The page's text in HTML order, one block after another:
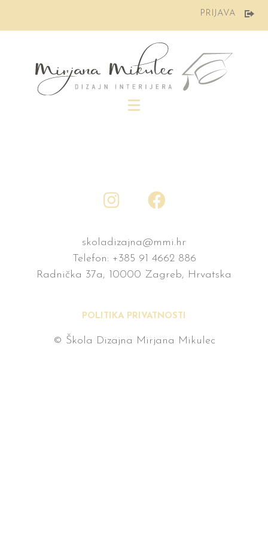
sadržaj
PRIJAVA
skoladizajna@mmi.hr
Telefon: +385 91 4662 886
Radnička 37a, 10000 Zagreb, Hrvatska
POLITIKA PRIVATNOSTI
© Škola Dizajna Mirjana Mikulec